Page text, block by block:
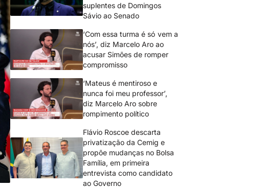
suplentes de Domingos
Sávio ao Senado
‘Com essa turma é só vem a
nós’, diz Marcelo Aro ao
acusar Simões de romper
compromisso
‘Mateus é mentiroso e
nunca foi meu professor’,
diz Marcelo Aro sobre
rompimento político
Flávio Roscoe descarta
privatização da Cemig e
propõe mudanças no Bolsa
Família, em primeira
entrevista como candidato
ao Governo